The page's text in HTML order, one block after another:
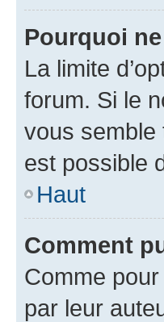
Pourquoi
La limite
forum. Si le
vous semble
est possible
Haut
Comment
Comme
par leur